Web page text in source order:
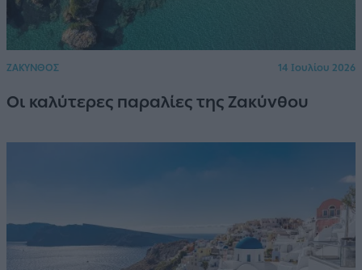
ΖΑΚΥΝΘΟΣ 14 Ιουλίου 2026
Οι καλύτερες παραλίες της Ζακύνθου